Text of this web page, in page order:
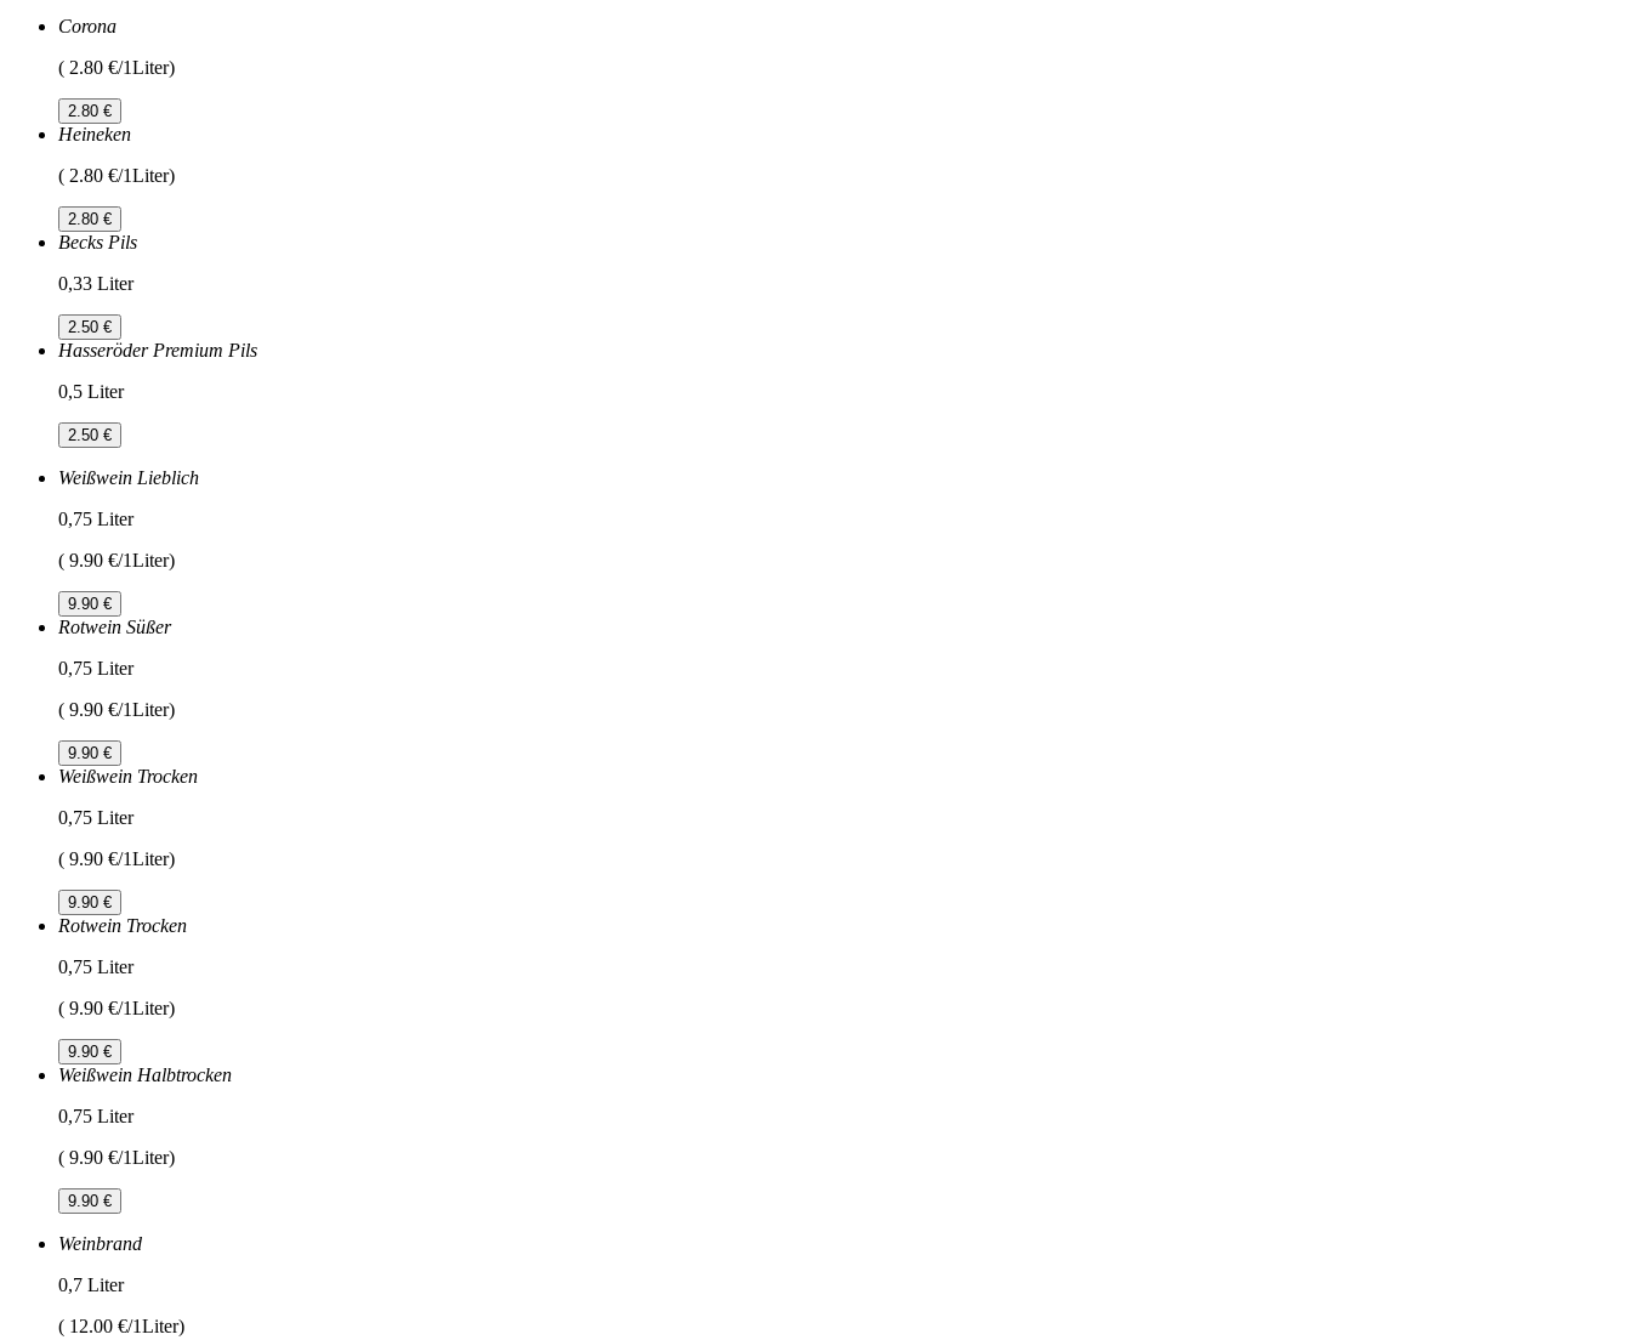
Corona
( 2.80 €/1Liter)
2.80 €
Heineken
( 2.80 €/1Liter)
2.80 €
Becks Pils
0,33 Liter
2.50 €
Hasseröder Premium Pils
0,5 Liter
2.50 €
Weißwein Lieblich
0,75 Liter
( 9.90 €/1Liter)
9.90 €
Rotwein Süßer
0,75 Liter
( 9.90 €/1Liter)
9.90 €
Weißwein Trocken
0,75 Liter
( 9.90 €/1Liter)
9.90 €
Rotwein Trocken
0,75 Liter
( 9.90 €/1Liter)
9.90 €
Weißwein Halbtrocken
0,75 Liter
( 9.90 €/1Liter)
9.90 €
Weinbrand
0,7 Liter
( 12.00 €/1Liter)